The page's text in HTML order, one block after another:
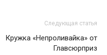
Следующая статья
Кружка «Непроливайка» от
Главсюрприз